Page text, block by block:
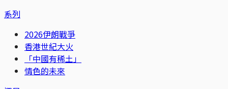
系列
2026伊朗戰爭
香港世紀大火
「中國有稀土」
情色的未來